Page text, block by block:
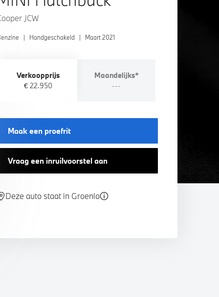
JCW
| Handgeschakeld | Maart 2021
Verkoopprijs
€ 22.950
Maandelijks*
---
Maak een proefrit
Vraag een inruilvoorstel aan
Deze auto staat in Groenlo